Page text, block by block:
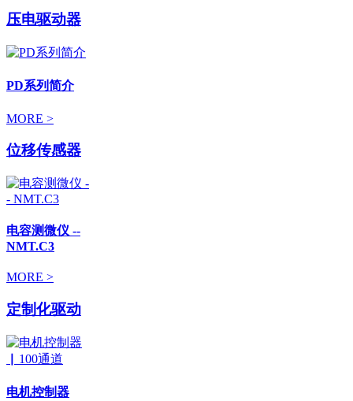
压电驱动器
PD系列简介
MORE >
位移传感器
电容测微仪 --
NMT.C3
MORE >
定制化驱动
电机控制器